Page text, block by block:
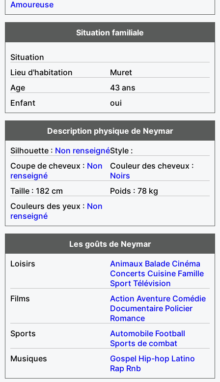
Amoureuse
Situation familiale
Situation
Lieu d'habitation
Muret
Age
43 ans
Enfant
oui
Description physique de Neymar
Silhouette : Non renseignéStyle :
Coupe de cheveux : Non
renseigné
Couleur des cheveux :
Noirs
Taille : 182 cm
Poids : 78 kg
Couleurs des yeux : Non
renseigné
Les goûts de Neymar
Loisirs
Animaux Balade Cinéma
Concerts Cuisine Famille
Sport Télévision
Films
Action Aventure Comédie
Documentaire Policier
Romance
Sports
Automobile Football
Sports de combat
Musiques
Gospel Hip-hop Latino
Rap Rnb